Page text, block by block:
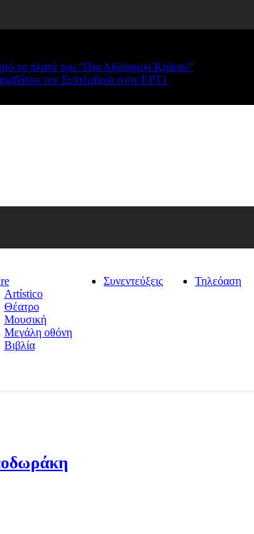
το πλατό του “Πιο Αδύναμου Κρίκου”
τον Σεπτέμβριο στην ΕΡΤ1
Artístico
Θέατρο
Μουσική
Μεγάλη οθόνη
Βιβλία
Συνεντεύξεις Τηλεόαση